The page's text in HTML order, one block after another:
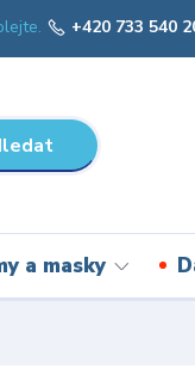
+420 733 540
a masky